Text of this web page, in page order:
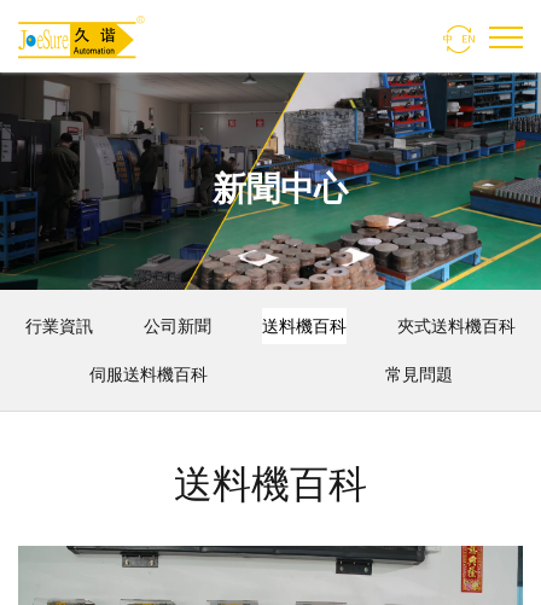

新聞中心
行業資訊 公司新聞 送料機百科 夾式送料機百科
伺服送料機百科 常見問題
送料機百科